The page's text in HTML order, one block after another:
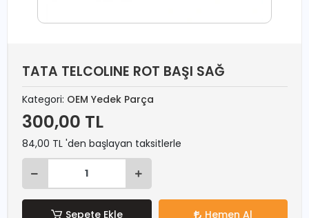
TATA TELCOLINE ROT BAŞI SAĞ
Kategori: OEM Yedek Parça
300,00 TL
84,00 TL 'den başlayan taksitlerle
Sepete Ekle Hemen Al